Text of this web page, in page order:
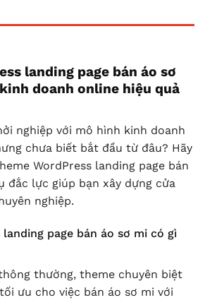
landing page bán áo sơ
doanh online hiệu quả
nghiệp với mô hình kinh doanh
chưa biết bắt đầu từ đâu? Hãy
WordPress landing page bán
đắc lực giúp bạn xây dựng cửa
nghiệp.
landing page bán áo sơ mi có gì
thường, theme chuyên biệt
ưu cho việc bán áo sơ mi với